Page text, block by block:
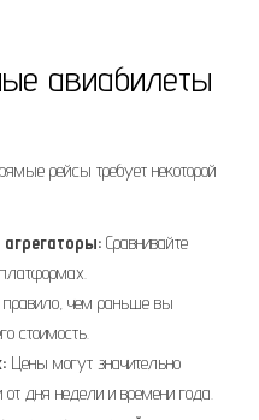
авиабилеты
рейсы требует некоторой
Сравнивайте
правило, чем раньше вы
стоимость.
Цены могут значительно
от дня недели и времени года.